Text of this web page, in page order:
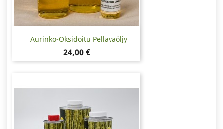
Aurinko-Oksidoitu Pellavaöljy
Hinta
24,00 €